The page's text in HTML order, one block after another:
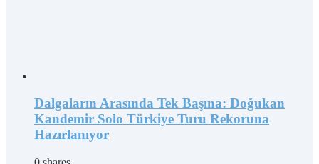
Dalgaların Arasında Tek Başına: Doğukan
Kandemir Solo Türkiye Turu Rekoruna
Hazırlanıyor